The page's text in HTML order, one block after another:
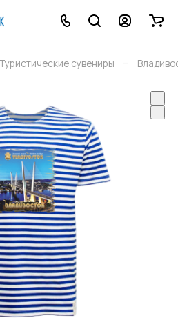
Туристические сувениры –